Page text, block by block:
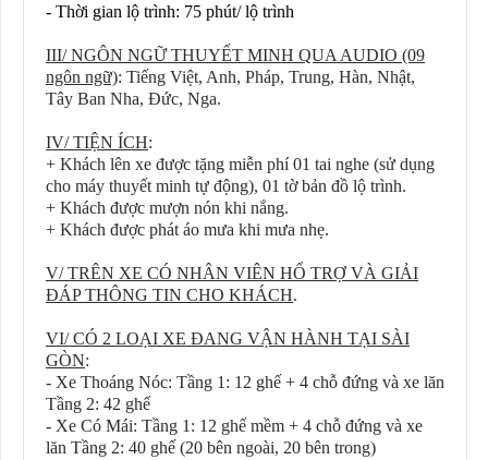
- Thời gian lộ trình: 75 phút/ lộ trình
III/ NGÔN NGỮ THUYẾT MINH QUA AUDIO (09
ngôn ngữ): Tiếng Việt, Anh, Pháp, Trung, Hàn, Nhật,
Tây Ban Nha, Đức, Nga.
IV/ TIỆN ÍCH:
+ Khách lên xe được tặng miễn phí 01 tai nghe (sử dụng
cho máy thuyết minh tự động), 01 tờ bản đồ lộ trình.
+ Khách được mượn nón khi nắng.
+ Khách được phát áo mưa khi mưa nhẹ.
V/ TRÊN XE CÓ NHÂN VIÊN HỔ TRỢ VÀ GIẢI
ĐÁP THÔNG TIN CHO KHÁCH.
VI/ CÓ 2 LOẠI XE ĐANG VẬN HÀNH TẠI SÀI
GÒN:
- Xe Thoáng Nóc: Tầng 1: 12 ghế + 4 chỗ đứng và xe lăn
Tầng 2: 42 ghế
- Xe Có Mái: Tầng 1: 12 ghế mềm + 4 chỗ đứng và xe
lăn Tầng 2: 40 ghế (20 bên ngoài, 20 bên trong)